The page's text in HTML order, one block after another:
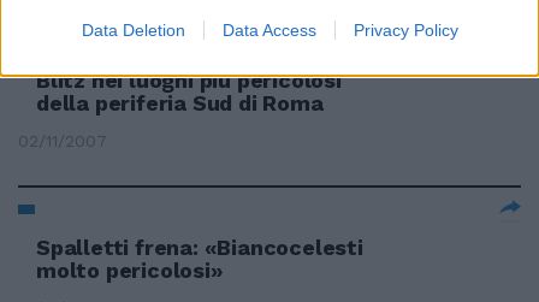
Data Deletion Data Access Privacy Policy
Blitz nei luoghi più pericolosi
della periferia Sud di Roma
02/11/2007
Spalletti frena: «Biancocelesti
molto pericolosi»